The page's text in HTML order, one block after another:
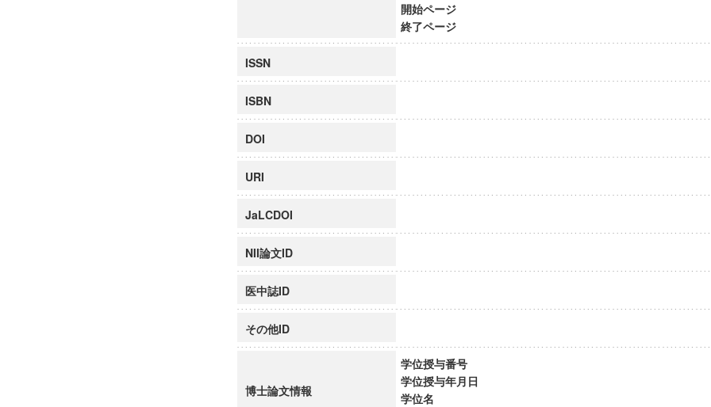
開始ページ
終了ページ
ISSN
ISBN
DOI
URI
JaLCDOI
NII論文ID
医中誌ID
その他ID
博士論文情報
学位授与番号
学位授与年月日
学位名